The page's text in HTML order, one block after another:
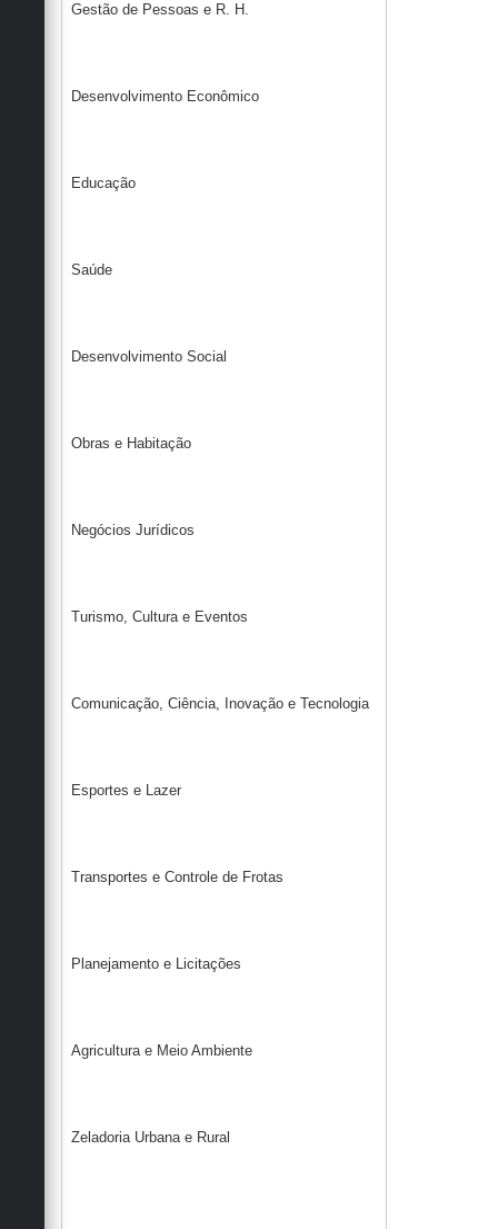
Gestão de Pessoas e R. H.
Desenvolvimento Econômico
Educação
Saúde
Desenvolvimento Social
Obras e Habitação
Negócios Jurídicos
Turismo, Cultura e Eventos
Comunicação, Ciência, Inovação e Tecnologia
Esportes e Lazer
Transportes e Controle de Frotas
Planejamento e Licitações
Agricultura e Meio Ambiente
Zeladoria Urbana e Rural